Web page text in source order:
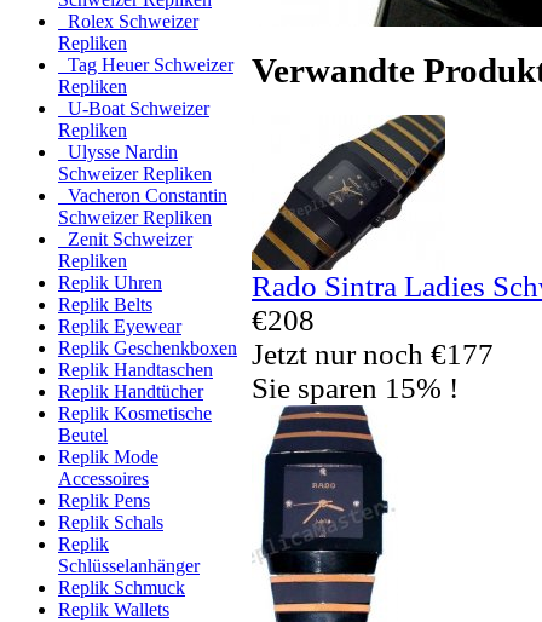
Rolex Schweizer
Repliken
Tag Heuer Schweizer
Repliken
U-Boat Schweizer
Repliken
Ulysse Nardin
Schweizer Repliken
Vacheron Constantin
Schweizer Repliken
Zenit Schweizer
Repliken
Replik Uhren
Replik Belts
Replik Eyewear
Replik Geschenkboxen
Replik Handtaschen
Replik Handtücher
Replik Kosmetische
Beutel
Replik Mode
Accessoires
Replik Pens
Replik Schals
Replik
Schlüsselanhänger
Replik Schmuck
Replik Wallets
Verwandte
Rado Sintra Ladies
€208
Jetzt nur noch €177
Sie sparen 15% !